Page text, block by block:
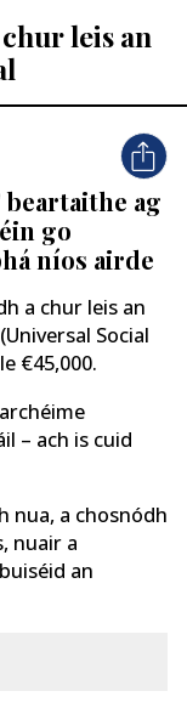
leis an
beartaithe ag
go
níos airde
a chur leis an
Social
€45,000.
– ach is cuid
nua, a chosnódh
nuair a
an